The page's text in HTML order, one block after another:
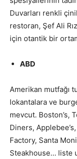
Duvarları renkli
restoran, Şef Ali
için otantik bir
ABD
Amerikan mutfağı
lokantalara ve
mevcut. Boston’s,
Diners,
Factory, Santa
Steakhouse… liste